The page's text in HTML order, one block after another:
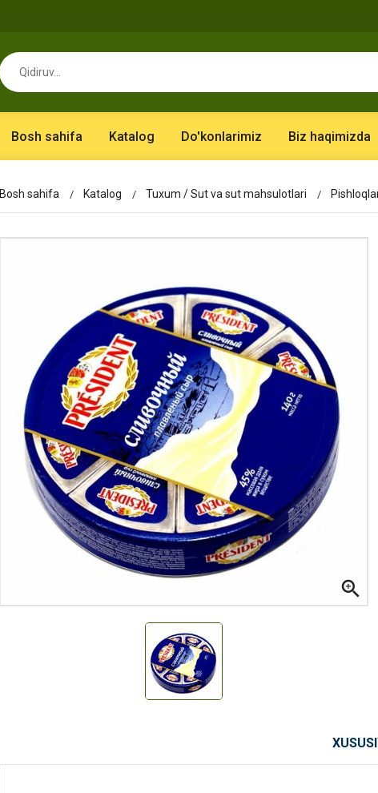
Bosh sahifa Katalog Do'konlarimiz Biz haqimizda
Александр П. Ольга Кузяева
Лежу в больнице, сделала заказ, все
привезли раньше назначенного
времени. Курьер Анвар, спасибо ему!
Bosh sahifa Katalog Tuxum / Sut va sut mahsulotlari
